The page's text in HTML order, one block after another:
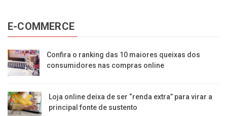
E-COMMERCE
Confira o ranking das 10 maiores queixas dos
consumidores nas compras online
Loja online deixa de ser “renda extra” para virar a
principal fonte de sustento